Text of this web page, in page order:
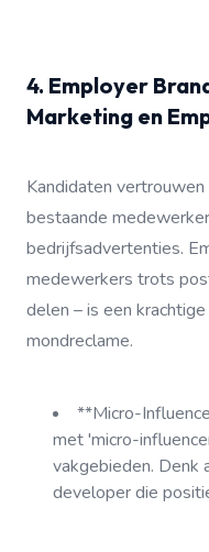
4. Employer
Marketing en
Kandidaten
bestaande
bedrijfsadvertenties.
medewerkers trots
delen – is een
mondreclame.
**Micro-
met 'micro-
vakgebieden. Denk
developer die